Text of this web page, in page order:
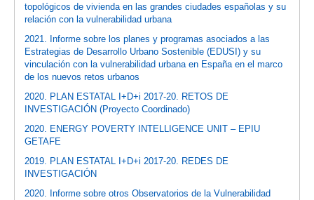
topológicos de vivienda en las grandes ciudades españolas y su
relación con la vulnerabilidad urbana
2021. Informe sobre los planes y programas asociados a las
Estrategias de Desarrollo Urbano Sostenible (EDUSI) y su
vinculación con la vulnerabilidad urbana en España en el marco
de los nuevos retos urbanos
2020. PLAN ESTATAL I+D+i 2017-20. RETOS DE
INVESTIGACIÓN (Proyecto Coordinado)
2020. ENERGY POVERTY INTELLIGENCE UNIT – EPIU
GETAFE
2019. PLAN ESTATAL I+D+i 2017-20. REDES DE
INVESTIGACIÓN
2020. Informe sobre otros Observatorios de la Vulnerabilidad